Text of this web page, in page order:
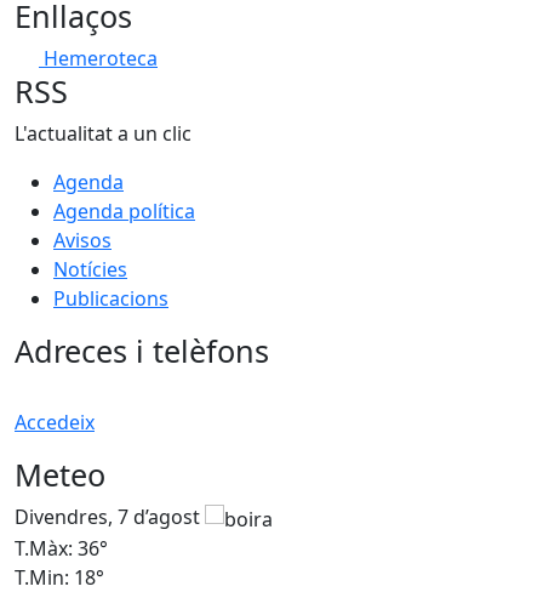
Enllaços
Hemeroteca
RSS
L'actualitat a un clic
Agenda
Agenda política
Avisos
Notícies
Publicacions
Adreces i telèfons
Accedeix
Meteo
Divendres, 7 d’agost
T.Màx: 36°
T.Min: 18°